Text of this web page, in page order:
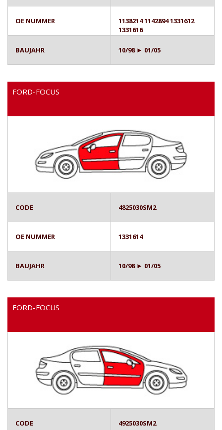
OE NUMMER
1138214 1142894 1331612
1331616
BAUJAHR 10/98 ► 01/05
FORD-FOCUS
CODE 4825030SM2
OE NUMMER 1331614
BAUJAHR 10/98 ► 01/05
FORD-FOCUS
CODE 4925030SM2